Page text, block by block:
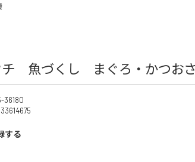
魚づくし まぐろ・かつお
36180
する